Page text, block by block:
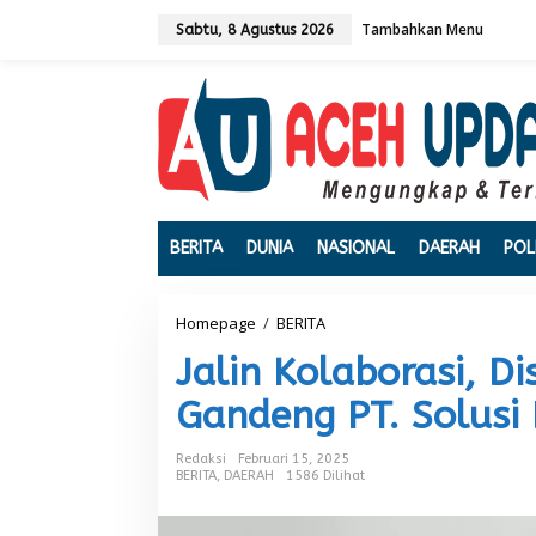
Sabtu, 8 Agustus 2026 Tambahkan Menu
BERITA DUNIA NASIONAL DAERAH
Homepage / BERITA
i
n
K
o
l
b
Jalin Kolaborasi,
Gandeng PT.
Redaksi
Februari 15, 2025
BERITA, DAERAH 1586 Dilihat